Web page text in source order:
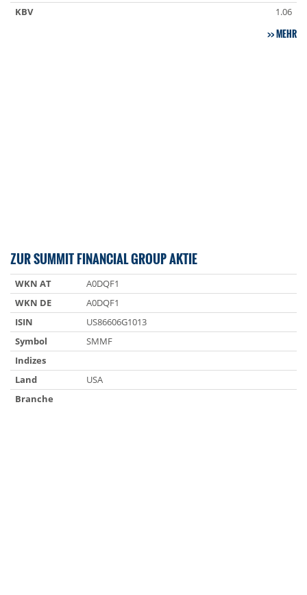
KBV
1.06
MEHR
ZUR SUMMIT FINANCIAL GROUP AKTIE
WKN AT
A0DQF1
WKN DE
A0DQF1
ISIN
US86606G1013
Symbol
SMMF
Indizes
Land
USA
Branche